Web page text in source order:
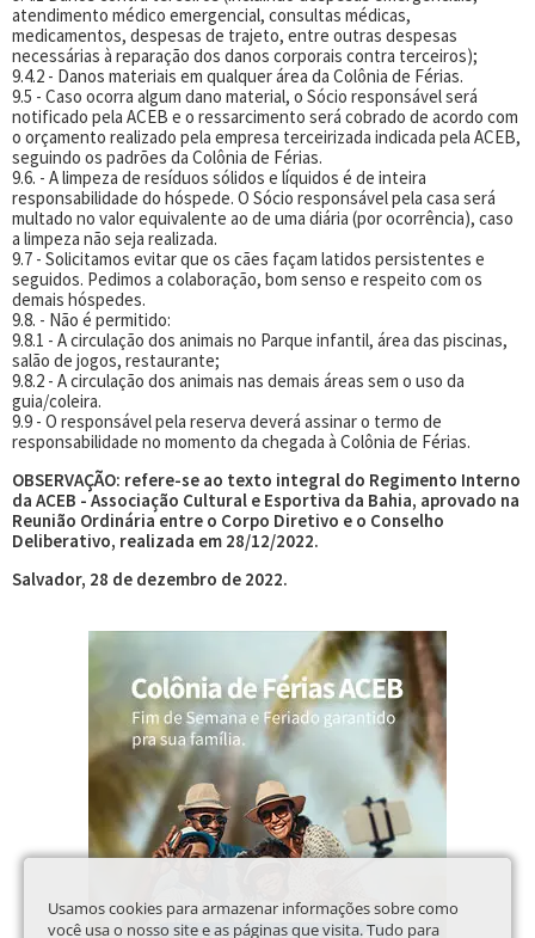
atendimento médico emergencial, consultas médicas,
medicamentos, despesas de trajeto, entre outras despesas
necessárias à reparação dos danos corporais contra terceiros);
9.4.2 - Danos materiais em qualquer área da Colônia de Férias.
9.5 - Caso ocorra algum dano material, o Sócio responsável será
notificado pela ACEB e o ressarcimento será cobrado de acordo com
o orçamento realizado pela empresa terceirizada indicada pela ACEB,
seguindo os padrões da Colônia de Férias.
9.6. - A limpeza de resíduos sólidos e líquidos é de inteira
responsabilidade do hóspede. O Sócio responsável pela casa será
multado no valor equivalente ao de uma diária (por ocorrência), caso
a limpeza não seja realizada.
9.7 - Solicitamos evitar que os cães façam latidos persistentes e
seguidos. Pedimos a colaboração, bom senso e respeito com os
demais hóspedes.
9.8. - Não é permitido:
9.8.1 - A circulação dos animais no Parque infantil, área das piscinas,
salão de jogos, restaurante;
9.8.2 - A circulação dos animais nas demais áreas sem o uso da
guia/coleira.
9.9 - O responsável pela reserva deverá assinar o termo de
responsabilidade no momento da chegada à Colônia de Férias.
OBSERVAÇÃO: refere-se ao texto integral do Regimento Interno
da ACEB - Associação Cultural e Esportiva da Bahia, aprovado na
Reunião Ordinária entre o Corpo Diretivo e o Conselho
Deliberativo, realizada em 28/12/2022.
Salvador, 28 de dezembro de 2022.
Usamos cookies para armazenar informações sobre como
você usa o nosso site e as páginas que visita. Tudo para